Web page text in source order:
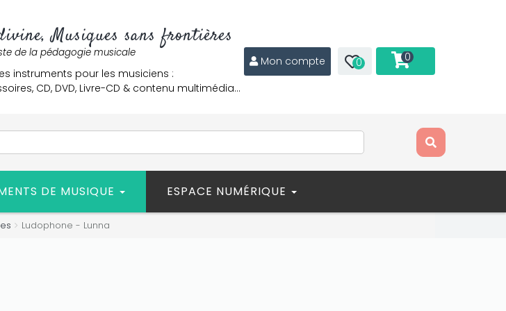
Musiques sans frontières
de la pédagogie musicale
instruments pour les musiciens :
CD, DVD, Livre-CD & contenu multimédia…
Mon compte 0 0
DE MUSIQUE ESPACE NUMÉRIQUE
Ludophone - Lunna